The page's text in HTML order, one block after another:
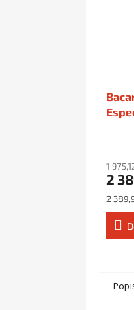
1
2
Měrná
cena:
2